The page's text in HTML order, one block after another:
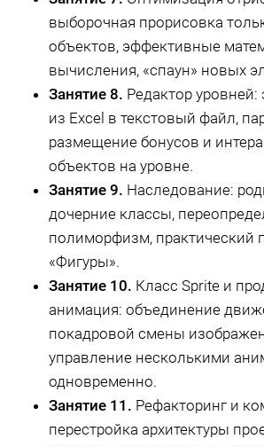
выборочная прорисовка
объектов, эффективные
вычисления, «спаун» новых
Занятие 8. Редактор уровней:
из Excel в текстовый файл,
размещение бонусов и
объектов на уровне.
Занятие 9. Наследование:
дочерние классы,
полиморфизм, практический
«Фигуры».
Занятие 10. Класс Sprite и
анимация: объединение
покадровой смены
управление несколькими
одновременно.
Занятие 11. Рефакторинг и
перестройка архитектуры